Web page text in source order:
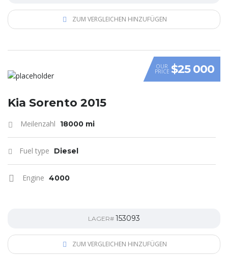
ZUM VERGLEICHEN HINZUFÜGEN
OUR
PRICE $25 000
Kia Sorento 2015
Meilenzahl 18000 mi
Fuel type Diesel
Engine 4000
LAGER# 153093
ZUM VERGLEICHEN HINZUFÜGEN